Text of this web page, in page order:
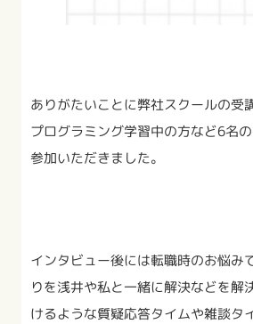
ありがたいことに弊社スクールの受
プログラミング学習中の方など6名
参加いただきました。
インタビュー後には転職時のお悩み
りを浅井や私と一緒に解決などを解
けるような質疑応答タイムや雑談タ